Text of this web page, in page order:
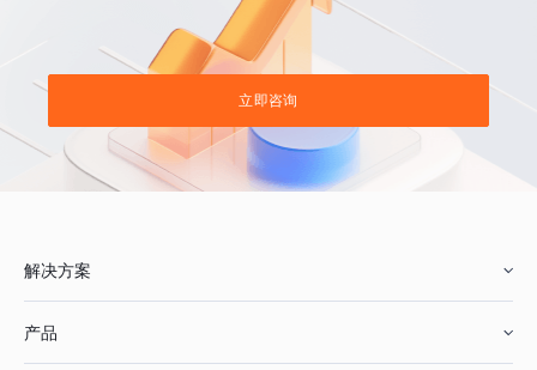
立即咨询
解决方案
产品